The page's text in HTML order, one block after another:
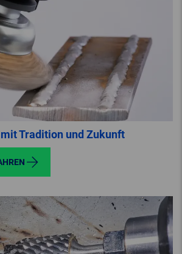
Tradition und Zukunft